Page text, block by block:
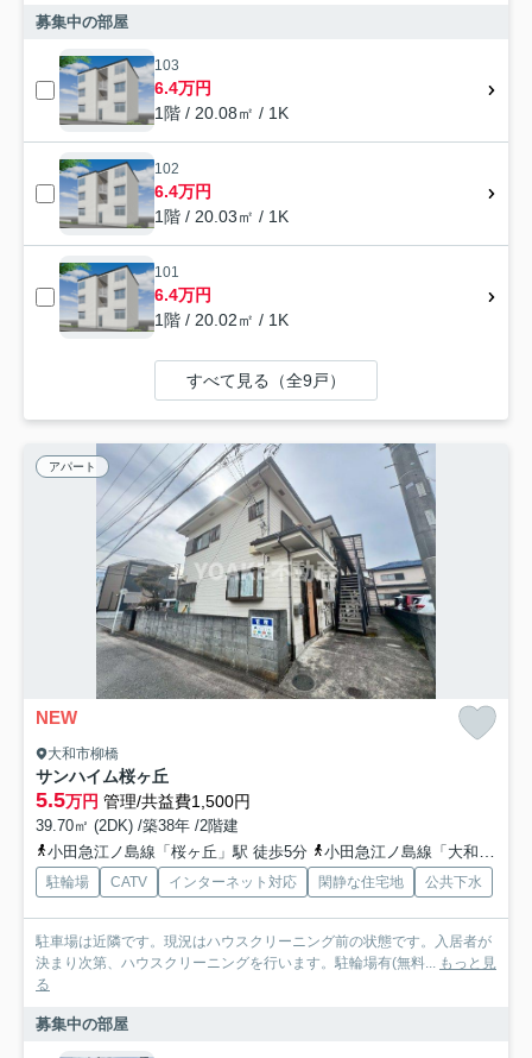
募集中の部屋
103
6.4万円
1階 / 20.08㎡ / 1K
102
6.4万円
1階 / 20.03㎡ / 1K
101
6.4万円
1階 / 20.02㎡ / 1K
すべて見る（全9戸）
アパート
NEW
大和市柳橋
サンハイム桜ヶ丘
5.5万円 管理/共益費1,500円
39.70㎡ (2DK) /築38年 /2階建
小田急江ノ島線「桜ヶ丘」駅 徒歩5分
小田急江ノ島線「大和」駅 徒歩27分
駐輪場 CATV インターネット対応 閑静な住宅地 公共下水
駐車場は近隣です。現況はハウスクリーニング前の状態です。入居者が
決まり次第、ハウスクリーニングを行います。駐輪場有(無料... もっと見
る
募集中の部屋